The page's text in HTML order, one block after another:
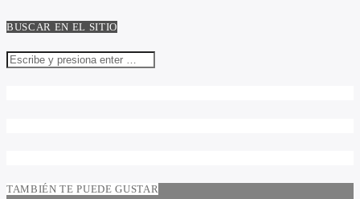
BUSCAR EN EL SITIO
TAMBIÉN TE PUEDE GUSTAR